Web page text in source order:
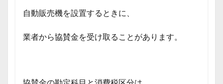
自動販売機を設置するときに、
業者から協賛金を受け取ることがあります。